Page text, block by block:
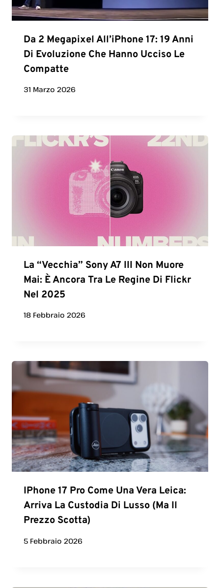
Da 2 Megapixel All’iPhone 17: 19 Anni
Di Evoluzione Che Hanno Ucciso Le
Compatte
31 Marzo 2026
La “vecchia” Sony A7 III Non Muore
Mai: È Ancora Tra Le Regine Di Flickr
Nel 2025
18 Febbraio 2026
IPhone 17 Pro Come Una Vera Leica:
Arriva La Custodia Di Lusso (ma Il
Prezzo Scotta)
5 Febbraio 2026